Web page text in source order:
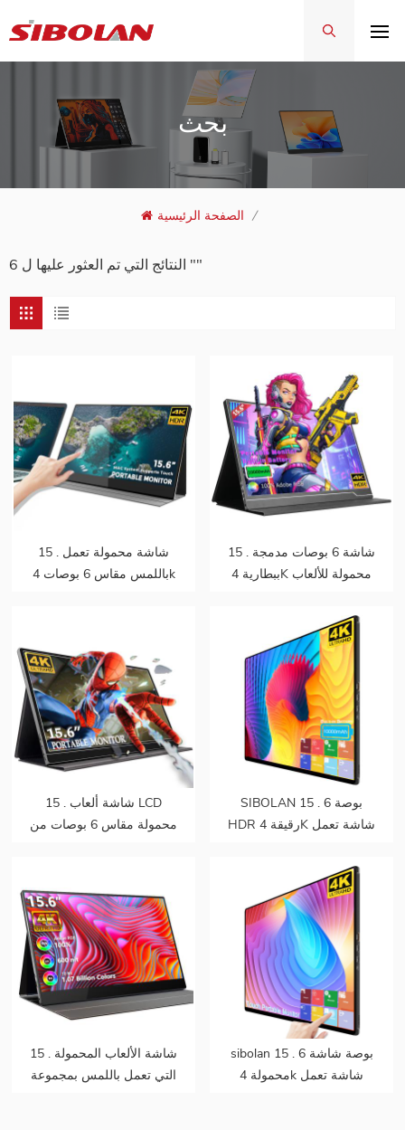
بحث
الصفحة الرئيسية /
6 النتائج التي تم العثور عليها ل ""
15 . شاشة محمولة تعمل
باللمس مقاس 6 بوصات 4k
15 . شاشة 6 بوصات مدمجة
ببطارية 4K محمولة للألعاب
15 . شاشة ألعاب LCD
محمولة مقاس 6 بوصات من
SIBOLAN 15 . 6 بوصة
HDR رقيقة 4K شاشة تعمل
15 . شاشة الألعاب المحمولة
التي تعمل باللمس بمجموعة
sibolan 15 . 6 بوصة شاشة
محمولة 4k شاشة تعمل